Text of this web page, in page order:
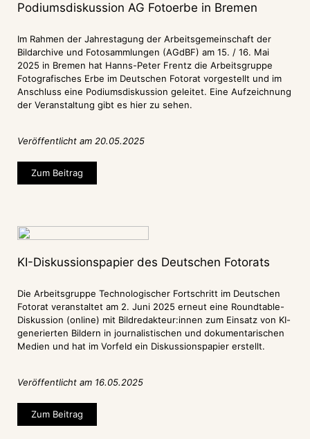
Podiumsdiskussion AG Fotoerbe in Bremen
Im Rahmen der Jahrestagung der Arbeitsgemeinschaft der
Bildarchive und Fotosammlungen (AGdBF) am 15. / 16. Mai
2025 in Bremen hat Hanns-Peter Frentz die Arbeitsgruppe
Fotografisches Erbe im Deutschen Fotorat vorgestellt und im
Anschluss eine Podiumsdiskussion geleitet. Eine Aufzeichnung
der Veranstaltung gibt es hier zu sehen.
Veröffentlicht am 20.05.2025
Zum Beitrag
KI-Diskussionspapier des Deutschen Fotorats
Die Arbeitsgruppe Technologischer Fortschritt im Deutschen
Fotorat veranstaltet am 2. Juni 2025 erneut eine Roundtable-
Diskussion (online) mit Bildredakteur:innen zum Einsatz von KI-
generierten Bildern in journalistischen und dokumentarischen
Medien und hat im Vorfeld ein Diskussionspapier erstellt.
Veröffentlicht am 16.05.2025
Zum Beitrag